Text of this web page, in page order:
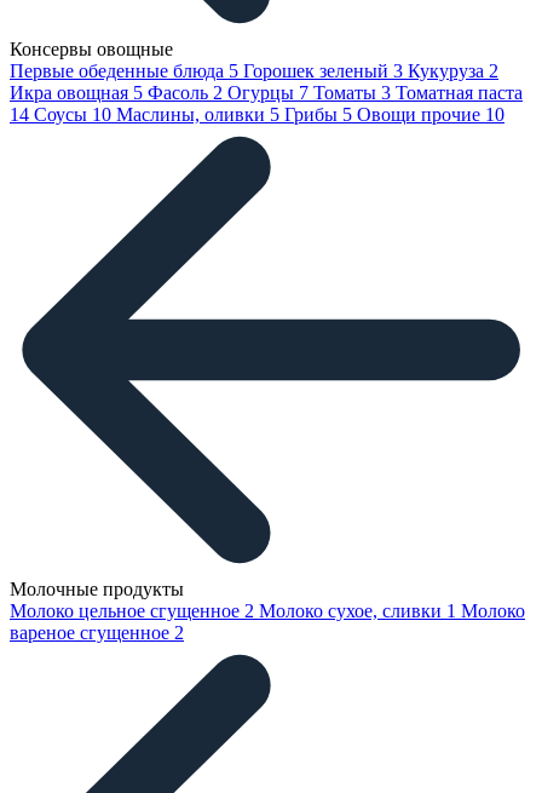
Консервы овощные
Первые обеденные блюда 5 Горошек зеленый 3 Кукуруза 2
Икра овощная 5 Фасоль 2 Огурцы 7 Томаты 3 Томатная паста
14 Соусы 10 Маслины, оливки 5 Грибы 5 Овощи прочие 10
Молочные продукты
Молоко цельное сгущенное 2 Молоко сухое, сливки 1 Молоко
вареное сгущенное 2